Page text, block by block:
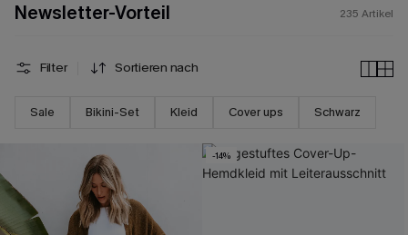
Newsletter-Vorteil 235 Artikel
Filter Sortieren nach
Sale Bikini-Set Kleid Cover ups Schwarz
-14%